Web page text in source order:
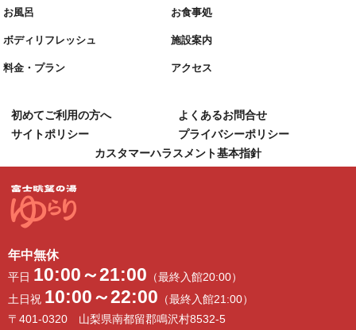
お風呂 お食事処
ボディリフレッシュ 施設案内
料金・プラン アクセス
初めてご利用の方へ
よくあるお問合せ
サイトポリシー
プライバシーポリシー
カスタマーハラスメント基本指針
年中無休
平日 10:00～21:00 （最終入館20:00）
土日祝 10:00～22:00 （最終入館21:00）
〒401-0320 山梨県南都留郡鳴沢村8532-5